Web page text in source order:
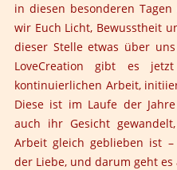
in diesen besonderen Tagen
wir Euch Licht, Bewusstheit
dieser Stelle etwas über
LoveCreation gibt es
kontinuierlichen Arbeit,
Diese ist im Laufe der
auch ihr Gesicht
Arbeit gleich geblieben ist –
der Liebe, und darum geht